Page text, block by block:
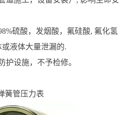
硫酸，发烟酸，氟硅酸, 氟化氢
液体大量泄漏的.
护设施，不予检修。
簧管压力表